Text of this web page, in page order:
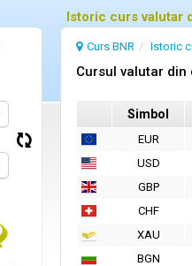
Istoric curs valutar
Curs BNR Istoric
Cursul valutar
Simbol
EUR
USD
GBP
CHF
XAU
BGN